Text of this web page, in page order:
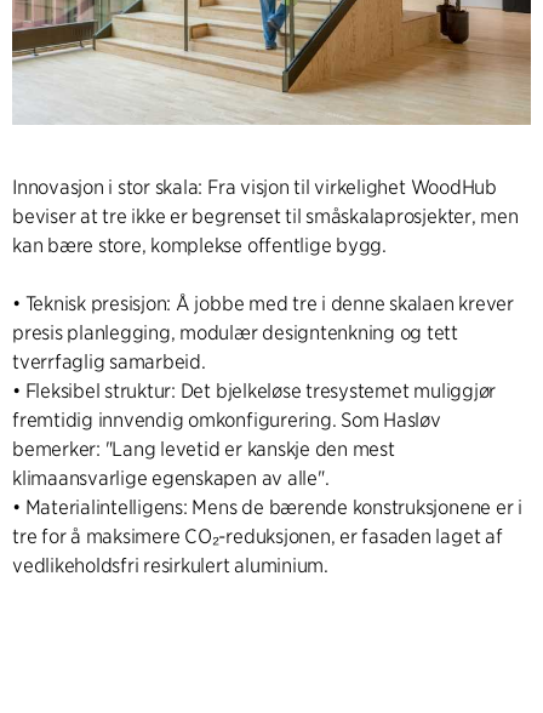
Innovasjon i stor skala: Fra visjon til virkelighet WoodHub
beviser at tre ikke er begrenset til småskalaprosjekter, men
kan bære store, komplekse offentlige bygg.
• Teknisk presisjon: Å jobbe med tre i denne skalaen krever
presis planlegging, modulær designtenkning og tett
tverrfaglig samarbeid.
• Fleksibel struktur: Det bjelkeløse tresystemet muliggjør
fremtidig innvendig omkonfigurering. Som Hasløv
bemerker: "Lang levetid er kanskje den mest
klimaansvarlige egenskapen av alle".
• Materialintelligens: Mens de bærende konstruksjonene er i
tre for å maksimere CO₂-reduksjonen, er fasaden laget af
vedlikeholdsfri resirkulert aluminium.